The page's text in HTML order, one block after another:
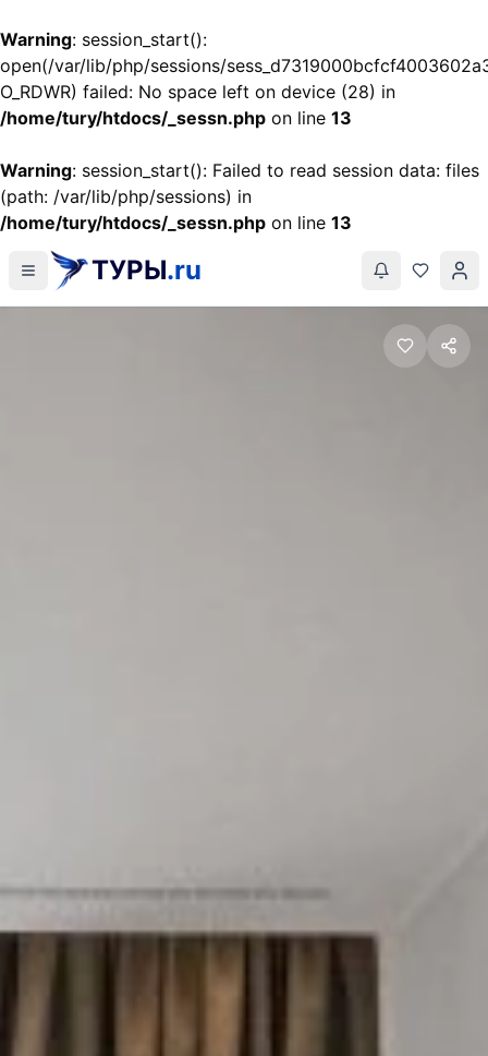
Warning: session_start():
open(/var/lib/php/sessions/
O_RDWR) failed: No space left on device (28) in
/home/tury/htdocs/_sessn.php on line 13
Warning: session_start(): Failed to read session data: files
(path: /var/lib/php/sessions) in
/home/tury/htdocs/_sessn.php on line 13
ТУРЫ.ru